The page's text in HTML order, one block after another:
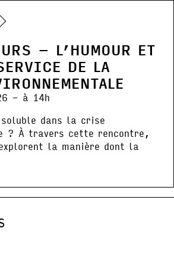
– L’HUMOUR ET
DE LA
- à 14h
dans la crise
? À travers cette rencontre,
la manière dont la